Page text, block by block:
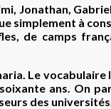
Jonathan,
à
de camps
Le
ans. On
des universités.